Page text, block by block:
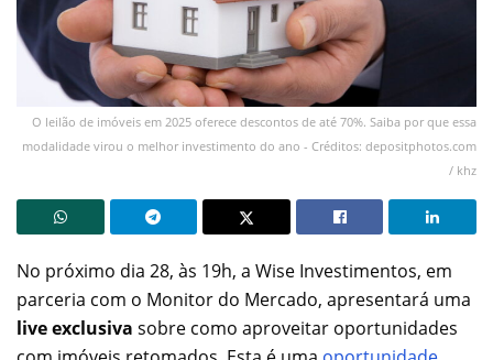
O leilão de imóveis em 2025 oferece descontos de até 70%. Saiba por que essa
modalidade virou o melhor investimento do ano - Créditos: depositphotos.com
/ khz
No próximo dia 28, às 19h, a Wise Investimentos, em
parceria com o Monitor do Mercado, apresentará uma
live exclusiva sobre como aproveitar oportunidades